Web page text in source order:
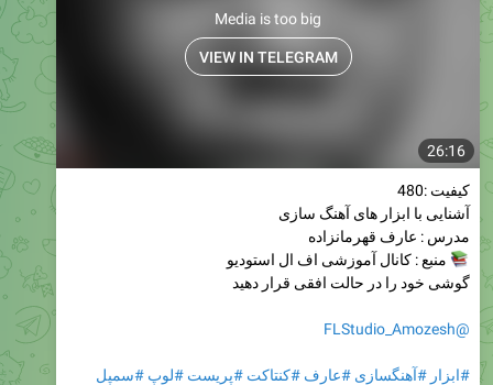
26:16
Media is too big
VIEW IN TELEGRAM
کیفیت :480
آشنایی با ابزار های آهنگ سازی
مدرس : عارف قهرمانزاده
منبع : کانال آموزشی اف ال استودیو
گوشی خود را در حالت افقی قرار دهید
@FLStudio_Amozesh
#ابزار #آهنگسازی #عارف #کنتاکت #پریست #لوپ #سمپل